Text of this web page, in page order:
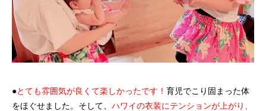
●とても雰囲気が良くて楽しかったです！ 育児でこり固まった体
をほぐせました。そして、 ハワイの衣装にテンションが上がり、